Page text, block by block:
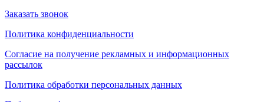
Заказать звонок
Политика конфиденциальности
Согласие на получение рекламных и информационных
рассылок
Политика обработки персональных данных